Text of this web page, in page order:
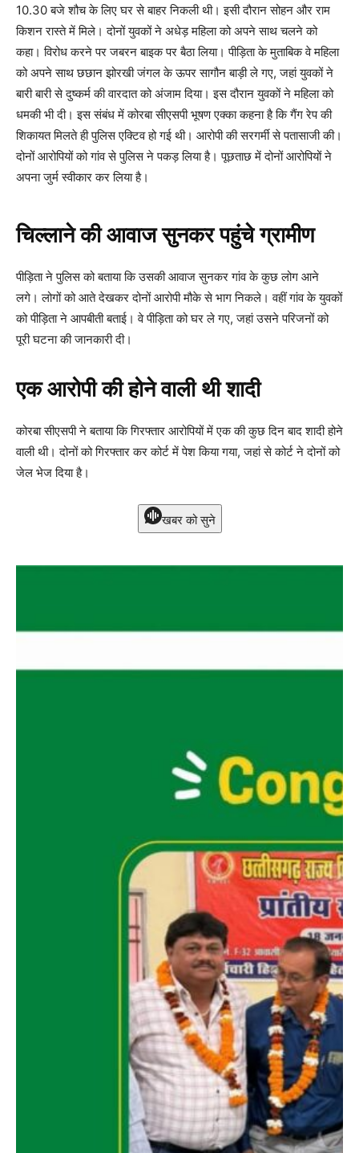
10.30 बजे शौच के लिए घर से बाहर निकली थी। इसी दौरान सोहन और राम
किशन रास्ते में मिले। दोनों युवकों ने अधेड़ महिला को अपने साथ चलने को
कहा। विरोध करने पर जबरन बाइक पर बैठा लिया। पीड़िता के मुताबिक वे महिला
को अपने साथ छछान झोरखी जंगल के ऊपर सागौन बाड़ी ले गए, जहां युवकों ने
बारी बारी से दुष्कर्म की वारदात को अंजाम दिया। इस दौरान युवकों ने महिला को
धमकी भी दी। इस संबंध में कोरबा सीएसपी भूषण एक्का कहना है कि गैंग रेप की
शिकायत मिलते ही पुलिस एक्टिव हो गई थी। आरोपी की सरगर्मी से पतासाजी की।
दोनों आरोपियों को गांव से पुलिस ने पकड़ लिया है। पूछताछ में दोनों आरोपियों ने
अपना जुर्म स्वीकार कर लिया है।
चिल्लाने की आवाज सुनकर पहुंचे ग्रामीण
पीड़िता ने पुलिस को बताया कि उसकी आवाज सुनकर गांव के कुछ लोग आने
लगे। लोगों को आते देखकर दोनों आरोपी मौके से भाग निकले। वहीं गांव के युवकों
को पीड़िता ने आपबीती बताई। वे पीड़िता को घर ले गए, जहां उसने परिजनों को
पूरी घटना की जानकारी दी।
एक आरोपी की होने वाली थी शादी
कोरबा सीएसपी ने बताया कि गिरफ्तार आरोपियों में एक की कुछ दिन बाद शादी होने
वाली थी। दोनों को गिरफ्तार कर कोर्ट में पेश किया गया, जहां से कोर्ट ने दोनों को
जेल भेज दिया है।
खबर को सुने